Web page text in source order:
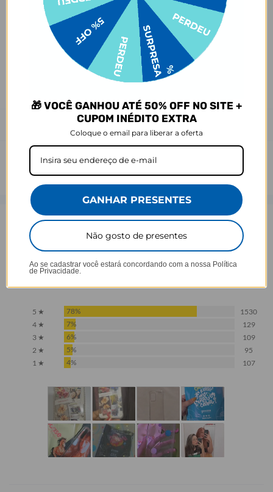
Antes de garantir seu acessório, dá uma conferida no modelo do
seu celular! Os modelos 5G geralmente têm telas maiores que as
outras versões, então certifique-se de que o seu escolhido vai
encaixar direitinho. Fique de olho e escolha certinho para tudo
combinar com seu smartphone! 😎📱
*Imagens meramente ilustrativas, o produto final pode sofrer uma
Prazo de Postagem
Opinião dos consumidores
4,5
5 ★ 78%
1530
4 ★
7%
129
3 ★
6%
109
2 ★
5%
95
1 ★
4% 107
🎁 VOCÊ GANHOU ATÉ 50% OFF NO SITE +
CUPOM INÉDITO EXTRA
Coloque o email para liberar a oferta
GANHAR PRESENTES
Não gosto de presentes
Ao se cadastrar você estará concordando com a nossa Política
de Privacidade.